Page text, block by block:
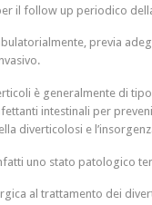
il follow up periodico
previa
è generalmente di
intestinali per
diverticolosi e
uno stato patologico
al trattamento dei